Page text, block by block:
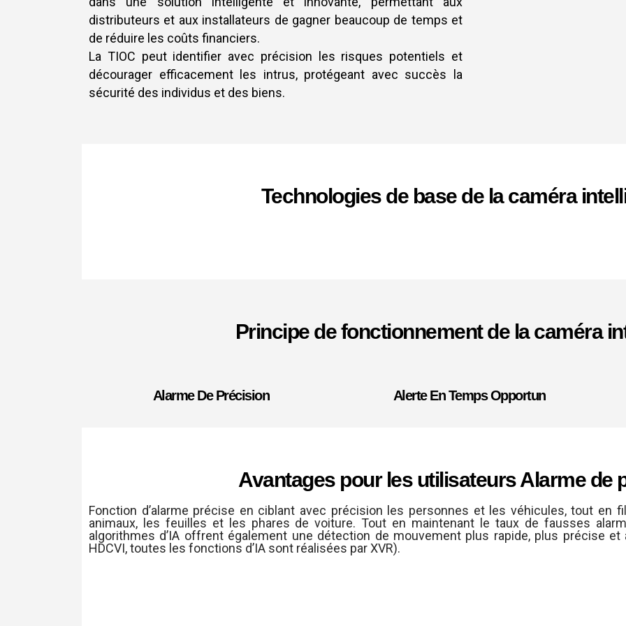
distributeurs et aux installateurs de gagner beaucoup de temps et
de réduire les coûts financiers.
La TIOC peut identifier avec précision les risques potentiels et
décourager efficacement les intrus, protégeant avec succès la
sécurité des individus et des biens.
Technologies de base de la caméra
Principe de fonctionnement de la caméra
Alarme De Précision Alerte En Temps Opportun
Avantages pour les utilisateurs Alarme de
Fonction d’alarme précise en ciblant avec précision les personnes et les véhicules, tout
animaux, les feuilles et les phares de voiture. Tout en maintenant le taux de fausses
algorithmes d’IA offrent également une détection de mouvement plus rapide, plus précise
HDCVI, toutes les fonctions d’IA sont réalisées par XVR).